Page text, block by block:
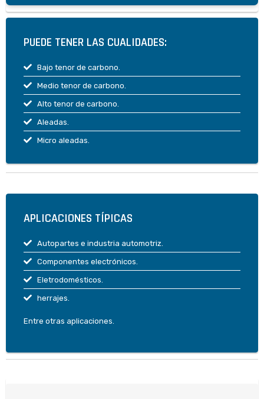
PUEDE TENER LAS CUALIDADES:
Bajo tenor de carbono.
Medio tenor de carbono.
Alto tenor de carbono.
Aleadas.
Micro aleadas.
APLICACIONES TÍPICAS
Autopartes e industria automotriz.
Componentes electrónicos.
Eletrodomésticos.
herrajes.
Entre otras aplicaciones.